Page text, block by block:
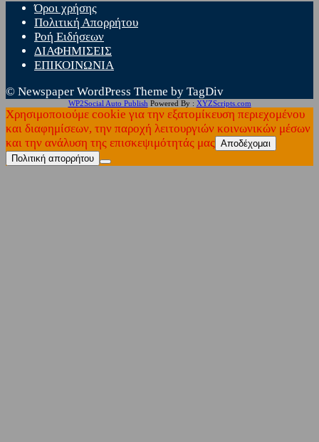
Όροι χρήσης
Πολιτική Απορρήτου
Ροή Ειδήσεων
ΔΙΑΦΗΜΙΣΕΙΣ
ΕΠΙΚΟΙΝΩΝΙΑ
© Newspaper WordPress Theme by TagDiv
WP2Social Auto Publish Powered By : XYZScripts.com
Χρησιμοποιούμε cookie για την εξατομίκευση περιεχομένου
και διαφημίσεων, την παροχή λειτουργιών κοινωνικών μέσων
και την ανάλυση της επισκεψιμότητάς μας Αποδέχομαι
Πολιτική απορρήτου